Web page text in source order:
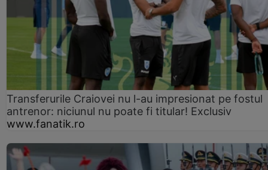
Transferurile Craiovei nu l-au impresionat pe fostul
antrenor: niciunul nu poate fi titular! Exclusiv
www.fanatik.ro